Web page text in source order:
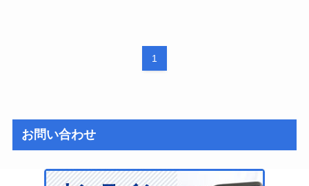
1
お問い合わせ